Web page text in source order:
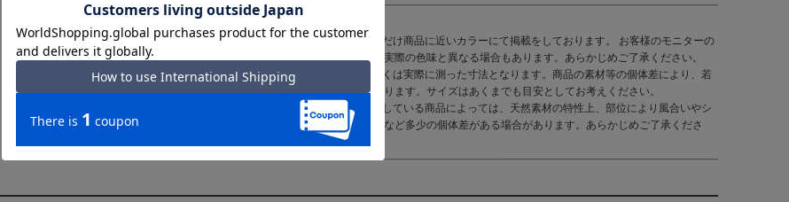
ご注意ください｜
● 商品の画像は、できるだけ商品に近いカラーにて掲載をしております。 お客様のモニターの
発色または設定により、実際の色味と異なる場合もあります。あらかじめご了承ください。
● メーカーサイズ、もしくは実際に測った寸法となります。商品の素材等の個体差により、若
干サイズのばらつきがあります。サイズはあくまでも目安としてお考えください。
● 天然皮革・素材を使用している商品によっては、天然素材の特性上、部位により風合いやシ
ミ・シワ感や焦げ、濃淡など多少の個体差がある場合があります。あらかじめご了承くださ